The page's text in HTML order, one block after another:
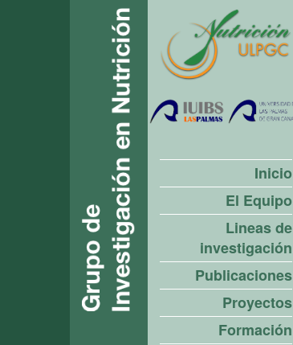
Inicio
El Equipo
Lineas de
investigación
Publicaciones
Proyectos
Formación